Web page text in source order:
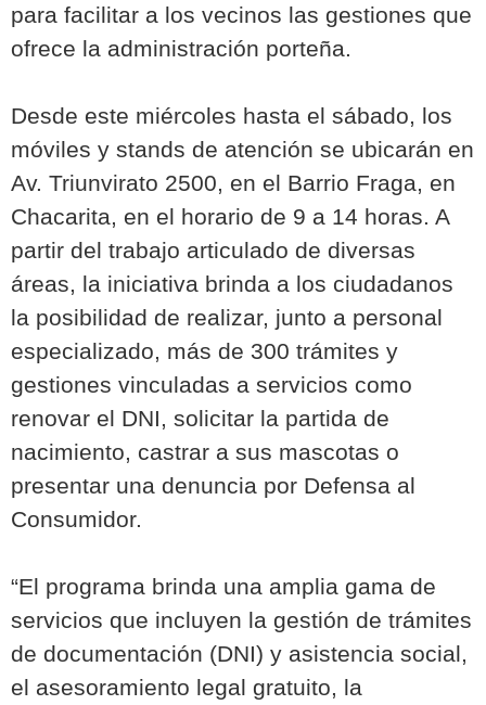
para facilitar a los vecinos las gestiones que
ofrece la administración porteña.
Desde este miércoles hasta el sábado, los
móviles y stands de atención se ubicarán en
Av. Triunvirato 2500, en el Barrio Fraga, en
Chacarita, en el horario de 9 a 14 horas. A
partir del trabajo articulado de diversas
áreas, la iniciativa brinda a los ciudadanos
la posibilidad de realizar, junto a personal
especializado, más de 300 trámites y
gestiones vinculadas a servicios como
renovar el DNI, solicitar la partida de
nacimiento, castrar a sus mascotas o
presentar una denuncia por Defensa al
Consumidor.
“El programa brinda una amplia gama de
servicios que incluyen la gestión de trámites
de documentación (DNI) y asistencia social,
el asesoramiento legal gratuito, la